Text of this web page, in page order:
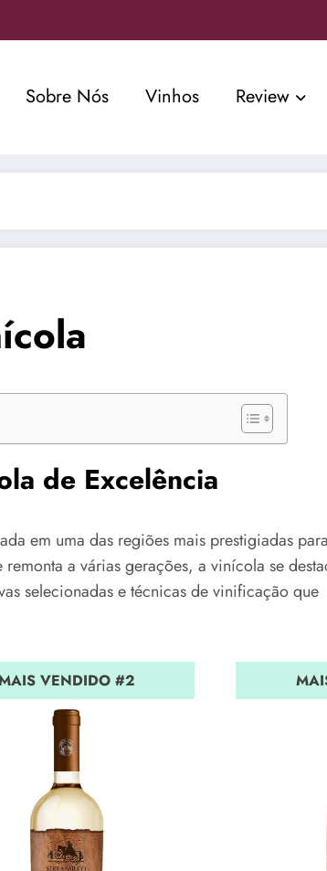
Sobre Nós Vinhos Review
de Excelência
em uma das regiões mais prestigiadas
a várias gerações, a vinícola se
selecionadas e técnicas de vinificação que
VENDIDO #2